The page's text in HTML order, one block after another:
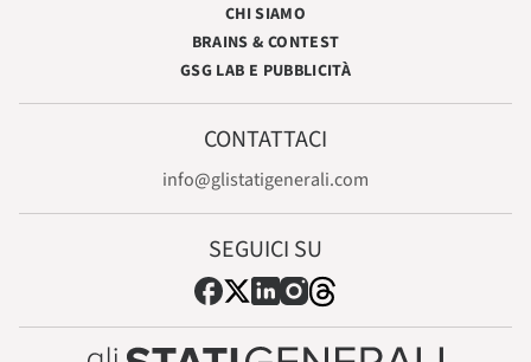
CHI SIAMO
BRAINS & CONTEST
GSG LAB E PUBBLICITÀ
CONTATTACI
info@glistatigenerali.com
SEGUICI SU